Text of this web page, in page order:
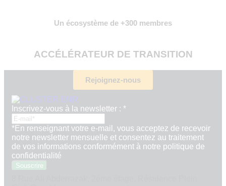
Un écosystème de +300 membres
ACCÉLÉRATEUR DE TRANSITION
Rejoignez-nous
newsletter
la
Inscrivez-
vous
Inscrivez-vous à la newsletter : *
*En renseignant votre e-mail, vous acceptez de recevoir
notre newsletter mensuelle et consentez au traitement
de vos informations conformément à notre politique de
confidentialité
Souscrire